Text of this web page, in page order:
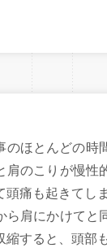
のほとんどの時
肩のこりが慢性
頭痛も起きてし
ら肩にかけてと
縮すると、頭部